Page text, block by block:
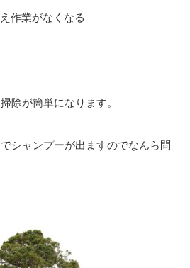
作業がなくなる
除が簡単になります。
シャンプーが出ますのでなんら問